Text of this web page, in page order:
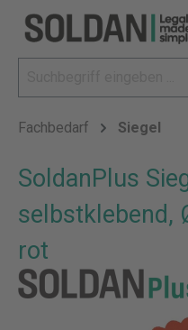
Fachbedarf Siegel
SoldanPlus
selbstklebend,
rot